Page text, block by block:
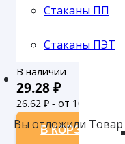
Стаканы ПП
Стаканы ПЭТ
Вы отложили Товар
В наличии
29.28₽
26.62 ₽ - от 10.000
24.2₽ - от 50.000
В КОРЗИНУ